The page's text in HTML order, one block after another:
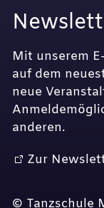
Mit unserem
auf dem
neue
anderen.
Zur
© Tanzschule